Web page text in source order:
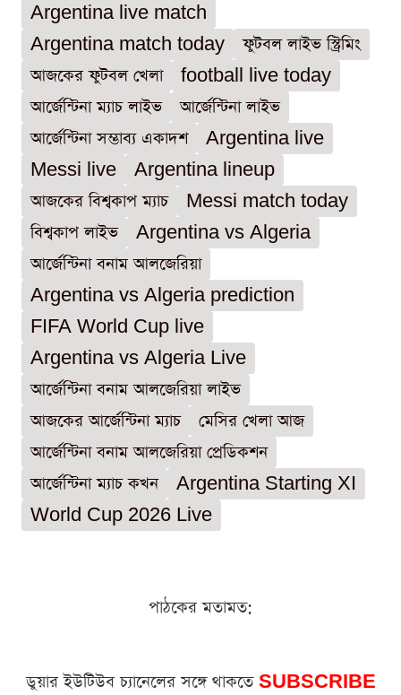
Argentina live match
Argentina match today
ফুটবল লাইভ স্ট্রিমিং
আজকের ফুটবল খেলা
football live today
আর্জেন্টিনা ম্যাচ লাইভ
আর্জেন্টিনা লাইভ
আর্জেন্টিনা সম্ভাব্য একাদশ
Argentina live
Messi live
Argentina lineup
আজকের বিশ্বকাপ ম্যাচ
Messi match today
বিশ্বকাপ লাইভ
Argentina vs Algeria
আর্জেন্টিনা বনাম আলজেরিয়া
Argentina vs Algeria prediction
FIFA World Cup live
Argentina vs Algeria Live
আর্জেন্টিনা বনাম আলজেরিয়া লাইভ
আজকের আর্জেন্টিনা ম্যাচ
মেসির খেলা আজ
আর্জেন্টিনা বনাম আলজেরিয়া প্রেডিকশন
আর্জেন্টিনা ম্যাচ কখন
Argentina Starting XI
World Cup 2026 Live
পাঠকের মতামত:
ডুয়ার ইউটিউব চ্যানেলের সঙ্গে থাকতে SUBSCRIBE